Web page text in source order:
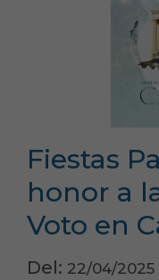
Fiestas
honor a
Voto en
Del: 22/04/2025